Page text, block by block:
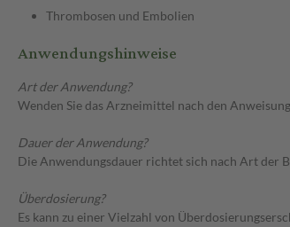
Thrombosen und Embolien
Anwendungshinweise
Art der Anwendung?
Wenden Sie das Arzneimittel nach den
Dauer der Anwendung?
Die Anwendungsdauer richtet sich nach Art der
Überdosierung?
Es kann zu einer Vielzahl von